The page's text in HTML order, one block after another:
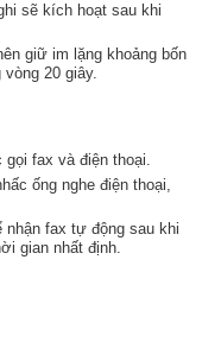
sẽ kích hoạt sau khi
giữ im lặng khoảng bốn
20 giây.
gọi fax và điện thoại.
ống nghe điện thoại,
nhận fax tự động sau khi
gian nhất định.